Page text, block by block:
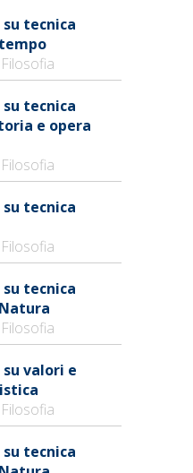
su tecnica
su tecnica
e opera
su tecnica
su tecnica
su valori e
su tecnica